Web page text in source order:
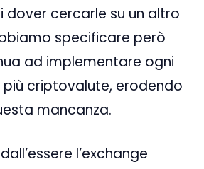
dover cercarle su un altro
specificare però
ad implementare ogni
criptovalute, erodendo
mancanza.
l’exchange